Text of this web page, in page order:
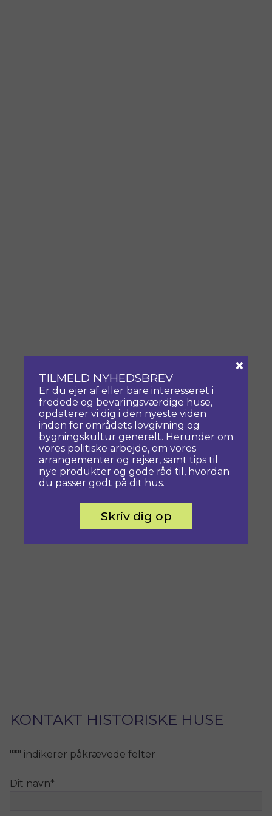
KONTAKT HISTORISKE HUSE
"*" indikerer påkrævede felter
Dit navn*
TILMELD NYHEDSBREV
Er du ejer af eller bare interesseret i
fredede og bevaringsværdige huse,
opdaterer vi dig i den nyeste viden
inden for områdets lovgivning og
bygningskultur generelt. Herunder om
vores politiske arbejde, om vores
arrangementer og rejser, samt tips til
nye produkter og gode råd til, hvordan
du passer godt på dit hus.
Skriv dig op
×